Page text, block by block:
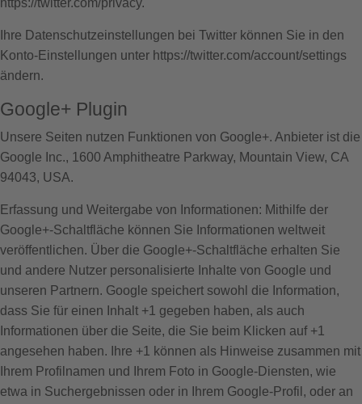
https://twitter.com/privacy.
Ihre Datenschutzeinstellungen bei Twitter können Sie in den
Konto-Einstellungen unter https://twitter.com/account/settings
ändern.
Google+ Plugin
Unsere Seiten nutzen Funktionen von Google+. Anbieter ist die
Google Inc., 1600 Amphitheatre Parkway, Mountain View, CA
94043, USA.
Erfassung und Weitergabe von Informationen: Mithilfe der
Google+-Schaltfläche können Sie Informationen weltweit
veröffentlichen. Über die Google+-Schaltfläche erhalten Sie
und andere Nutzer personalisierte Inhalte von Google und
unseren Partnern. Google speichert sowohl die Information,
dass Sie für einen Inhalt +1 gegeben haben, als auch
Informationen über die Seite, die Sie beim Klicken auf +1
angesehen haben. Ihre +1 können als Hinweise zusammen mit
Ihrem Profilnamen und Ihrem Foto in Google-Diensten, wie
etwa in Suchergebnissen oder in Ihrem Google-Profil, oder an